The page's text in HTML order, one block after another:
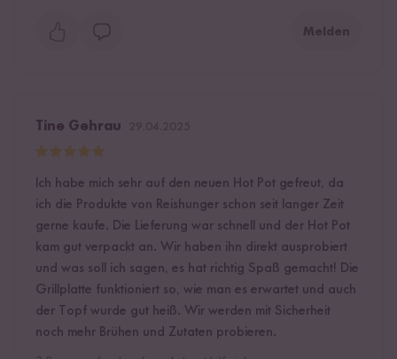
Melden
Tine Gehrau
Ich habe mich sehr auf den neuen Hot Pot gefreut, da
ich die Produkte von Reishunger schon seit langer Zeit
gerne kaufe. Die Lieferung war schnell und der Hot Pot
kam gut verpackt an. Wir haben ihn direkt ausprobiert
und was soll ich sagen, es hat richtig Spaß gemacht! Die
Grillplatte funktioniert so, wie man es erwartet und auch
der Topf wurde gut heiß. Wir werden mit Sicherheit
noch mehr Brühen und Zutaten probieren.